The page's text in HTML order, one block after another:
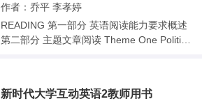
作者：乔平 李孝婷
READING 第一部分 英语阅读能力要求概述
第二部分 主题文章阅读 Theme One Politics,
omy Theme Five Education, Art and Religio
新时代大学互动英语2教师用书